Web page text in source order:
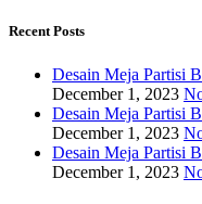
Recent Posts
Desain Meja Partisi
December 1, 2023
Desain Meja Partisi
December 1, 2023
Desain Meja Partisi
December 1, 2023